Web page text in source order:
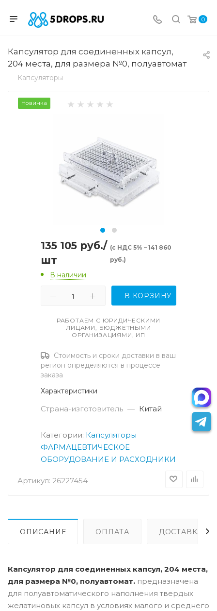
0
Капсулятор для соединенных капсул,
204 места, для размера №0, полуавтомат
Капсуляторы
Новинка
Артикул: 26227454
135 105 руб./
шт
(с НДС 5% – 141 860
руб.)
В наличии
В КОРЗИНУ
РАБОТАЕМ С ЮРИДИЧЕСКИМИ
ЛИЦАМИ, БЮДЖЕТНЫМИ
ОРГАНИЗАЦИЯМИ, ИП
Стоимость и сроки доставки в ваш
регион определяются в процессе
заказа
Характеристики
Страна-изготовитель — Китай
Категории: Капсуляторы
ФАРМАЦЕВТИЧЕСКОЕ
ОБОРУДОВАНИЕ И РАСХОДНИКИ
ОПИСАНИЕ ОПЛАТА ДОСТАВКА
Капсулятор для соединенных капсул, 204 места,
для размера №0, полуавтомат. предназначена
для полуавтоматического наполнения твердых
желатиновых капсул в условиях малого и среднего